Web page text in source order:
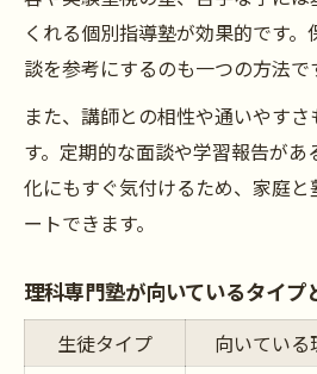
くれる個別指導塾が効果的です
談を参考にするのも一つの方法で
また、講師との相性や通いやす
す。定期的な面談や学習報告が
化にもすぐ気付けるため、家庭
ートできます。
理科専門塾が向いているタイプ
生徒タイプ 向いている